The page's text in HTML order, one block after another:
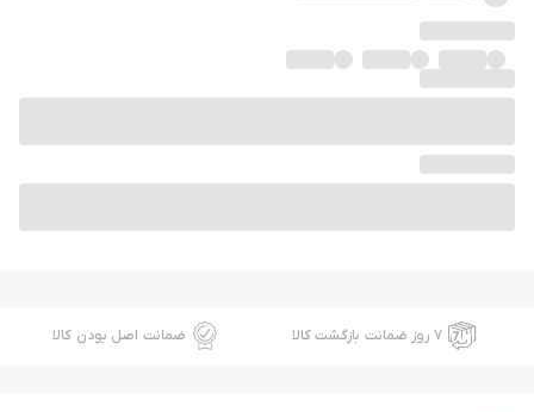
۷ روز ضمانت بازگشت کالا ضمانت اصل بودن کالا